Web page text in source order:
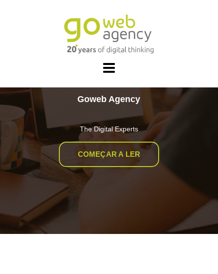
Goweb Agency
The Digital Experts
COMEÇAR A LER